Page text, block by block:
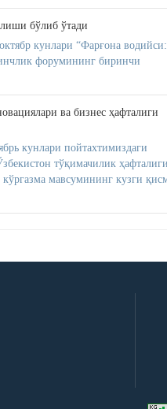
бўлиб ўтади
кунлари “Фарғона водийси:
форумининг биринчи
ва бизнес ҳафталиги
кунлари пойтахтимиздаги
тўқимачилик ҳафталиги
мавсумининг кузги